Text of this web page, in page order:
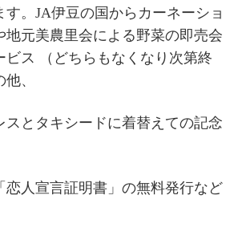
す。JA伊豆の国からカーネーショ
地元美農里会による野菜の即売会
ビス （どちらもなくなり次第終
、
スとタキシードに着替えての記念
恋人宣言証明書」の無料発行など